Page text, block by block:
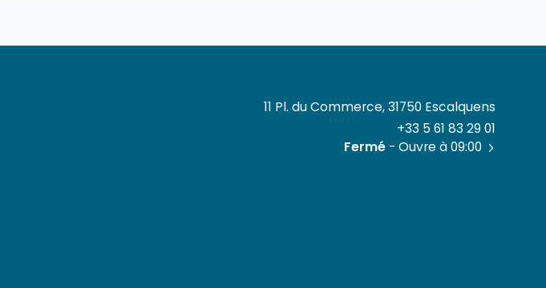
11 Pl. du Commerce, 31750 Escalquens
+33 5 61 83 29 01
Fermé - Ouvre à 09:00